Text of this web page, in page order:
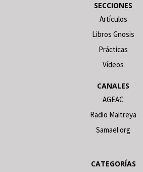
SECCIONES
Artículos
Libros Gnosis
Prácticas
Vídeos
CANALES
AGEAC
Radio Maitreya
Samael.org
CATEGORÍAS